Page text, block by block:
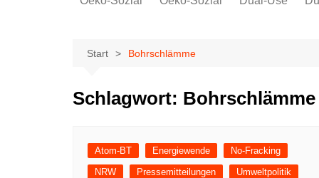
Arbeitsplätze
IG Metall
Arbeitsplätze
Start Bohrschlämme
Schlagwort: Bohrschlämme
Atom-BT Energiewende
No-Fracking
NRW
Pressemitteilungen Umweltpolitik